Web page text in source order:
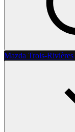
Mazda Trois-Rivières